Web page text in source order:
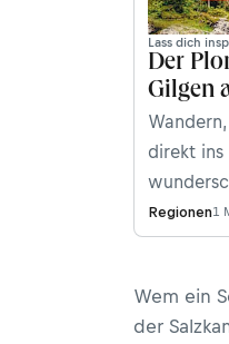
Lass dich
Der
Gilgen
direkt ins
springen
für ein
uns den
Regionen1
Wem ein
der